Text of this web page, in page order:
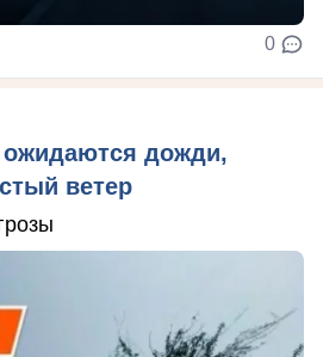
0
ожидаются дожди,
ветер